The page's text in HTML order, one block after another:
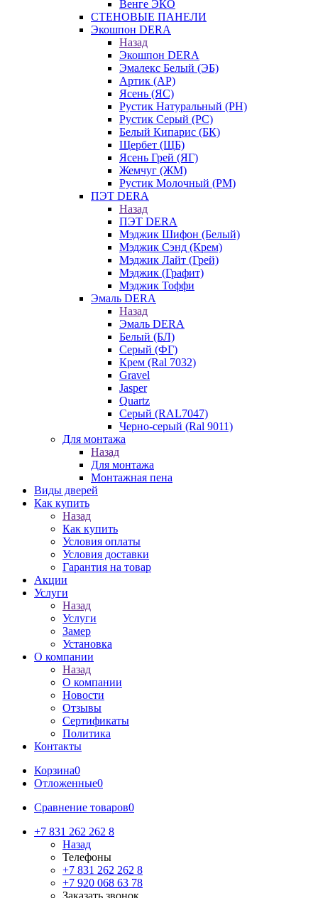
Венге ЭКО
СТЕНОВЫЕ ПАНЕЛИ
Экошпон DERA
Назад
Экошпон DERA
Эмалекс Белый (ЭБ)
Артик (АР)
Ясень (ЯС)
Рустик Натуральный (РН)
Рустик Серый (РС)
Белый Кипарис (БК)
Щербет (ЩБ)
Ясень Грей (ЯГ)
Жемчуг (ЖМ)
Рустик Молочный (РМ)
ПЭТ DERA
Назад
ПЭТ DERA
Мэджик Шифон (Белый)
Мэджик Сэнд (Крем)
Мэджик Лайт (Грей)
Мэджик (Графит)
Мэджик Тоффи
Эмаль DERA
Назад
Эмаль DERA
Белый (БЛ)
Серый (ФГ)
Крем (Ral 7032)
Gravel
Jasper
Quartz
Серый (RAL7047)
Черно-серый (Ral 9011)
Для монтажа
Назад
Для монтажа
Монтажная пена
Виды дверей
Как купить
Назад
Как купить
Условия оплаты
Условия доставки
Гарантия на товар
Акции
Услуги
Назад
Услуги
Замер
Установка
О компании
Назад
О компании
Новости
Отзывы
Сертификаты
Политика
Контакты
Корзина0
Отложенные0
Сравнение товаров0
+7 831 262 262 8
Назад
Телефоны
+7 831 262 262 8
+7 920 068 63 78
Заказать звонок